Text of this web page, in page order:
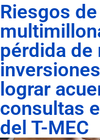
Riesgos
pérdida de
lograr
consultas
del T-MEC